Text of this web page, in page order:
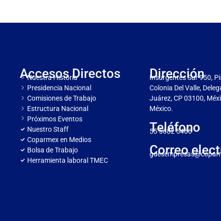
Accesos Directos
Nuestra Historia
Presidencia Nacional
Comisiones de Trabajo
Estructura Nacional
Próximos Eventos
Nuestro Staff
Coparmex en Medios
Bolsa de Trabajo
Herramienta laboral TMEC
Dirección
Insurgentes Sur 950,
Colonia Del Valle,
Juárez, CP 03100,
México.
Teléfono
55 5682 5466
Correo